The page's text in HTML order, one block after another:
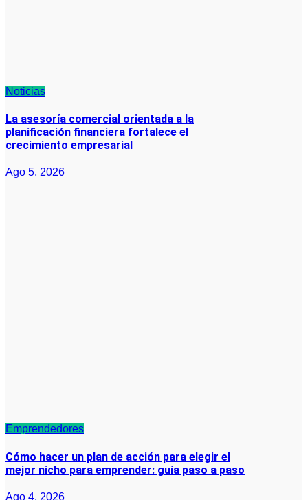
Noticias
La asesoría comercial orientada a la
planificación financiera fortalece el
crecimiento empresarial
Ago 5, 2026
Emprendedores
Cómo hacer un plan de acción para elegir el
mejor nicho para emprender: guía paso a paso
Ago 4, 2026